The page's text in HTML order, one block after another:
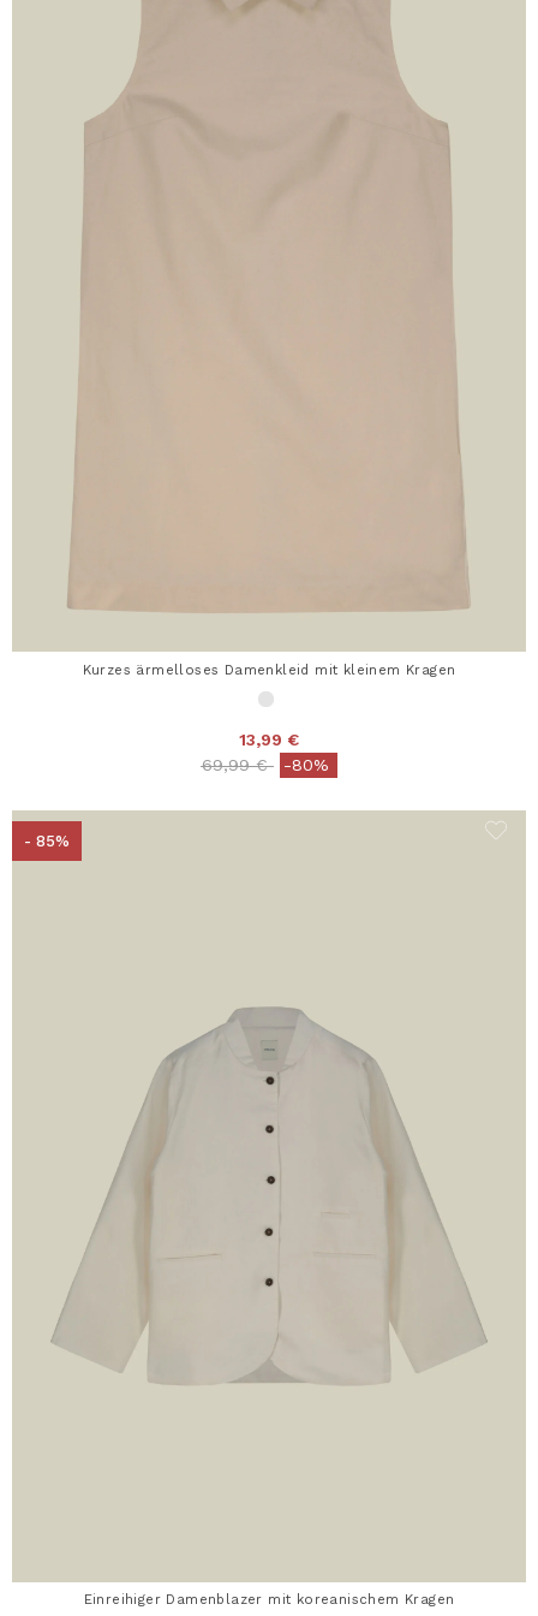
Kurzes ärmelloses Damenkleid mit kleinem Kragen
13,99 €
Price reduced from
69,99 €to-80%
- 85%
Einreihiger Damenblazer mit koreanischem Kragen